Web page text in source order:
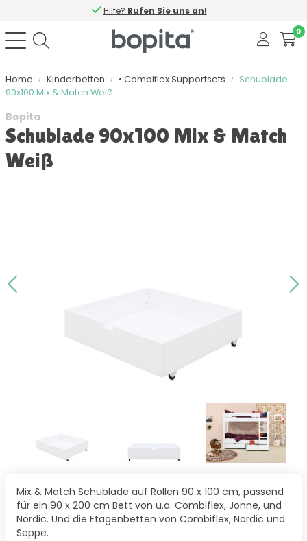
Hilfe? Rufen Sie uns an!
0
Home Kinderbetten • Combiflex Supportsets
Schublade
90x100 Mix & Match Weiß
Bopita
Schublade 90x100 Mix & Match
Weiß
Mix & Match Schublade auf Rollen 90 x 100 cm, passend
für ein 90 x 200 cm Bett von u.a. Combiflex, Jonne, und
Nordic. Und die Etagenbetten von Combiflex, Nordic und
Seppe.